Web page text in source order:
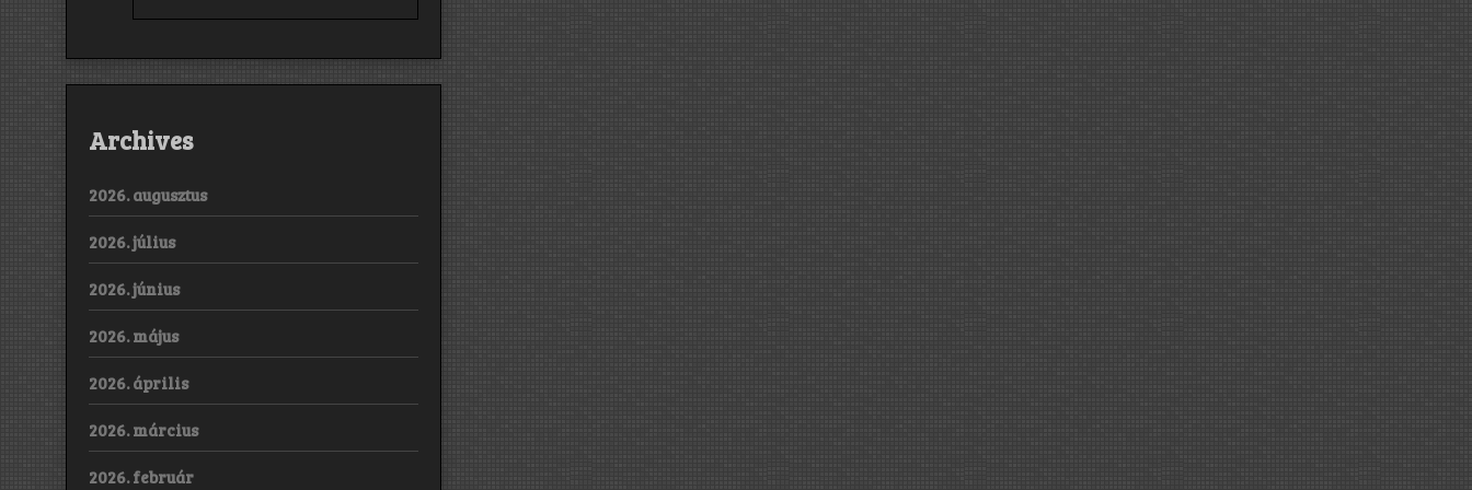
Archives
2026. augusztus
2026. július
2026. június
2026. május
2026. április
2026. március
2026. február